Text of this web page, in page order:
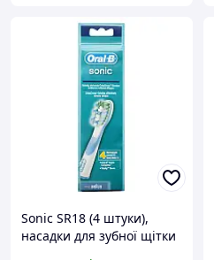
Sonic SR18 (4 штуки),
насадки для зубної щітки